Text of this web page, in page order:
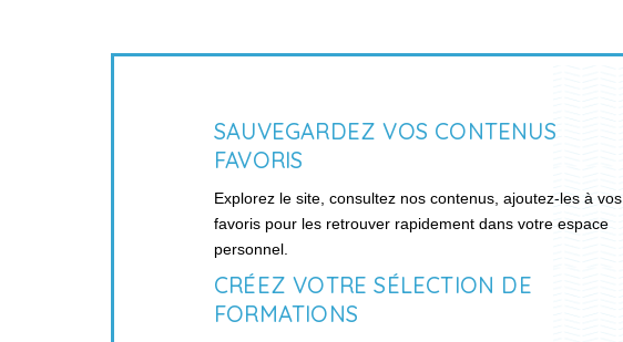
SAUVEGARDEZ VOS CONTENUS
FAVORIS
Explorez le site, consultez nos contenus, ajoutez-les à vos
favoris pour les retrouver rapidement dans votre espace
personnel.
CRÉEZ VOTRE SÉLECTION DE
FORMATIONS